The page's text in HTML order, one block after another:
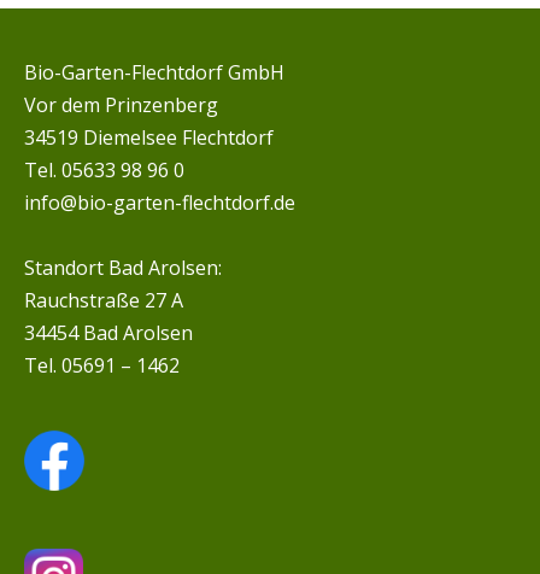
Bio-Garten-Flechtdorf GmbH
Vor dem Prinzenberg
34519 Diemelsee Flechtdorf
Tel. 05633 98 96 0
info@bio-garten-flechtdorf.de
Standort Bad Arolsen:
Rauchstraße 27 A
34454 Bad Arolsen
Tel. 05691 – 1462